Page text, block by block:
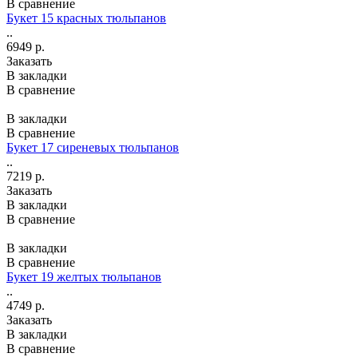
В сравнение
Букет 15 красных тюльпанов
..
6949 р.
Заказать
В закладки
В сравнение
В закладки
В сравнение
Букет 17 сиреневых тюльпанов
..
7219 р.
Заказать
В закладки
В сравнение
В закладки
В сравнение
Букет 19 желтых тюльпанов
..
4749 р.
Заказать
В закладки
В сравнение